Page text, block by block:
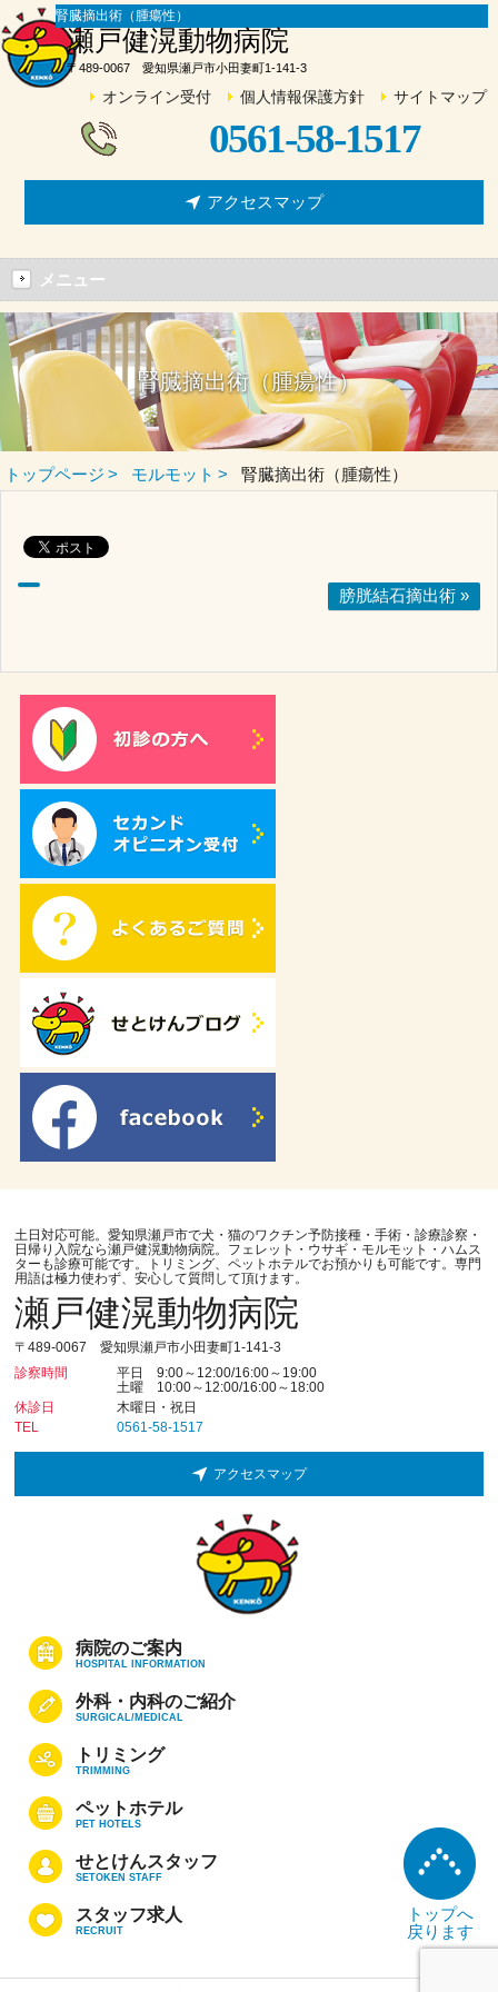
腎臓摘出術（腫瘍性）
瀬戸健滉動物病院
〒489-0067 愛知県瀬戸市小田妻町1-141-3
オンライン受付 個人情報保護方針 サイトマップ
0561-58-1517
アクセスマップ
メニュー
腎臓摘出術（腫瘍性）
トップページ モルモット 腎臓摘出術（腫瘍性）
膀胱結石摘出術 »
土日対応可能。愛知県瀬戸市で犬・猫のワクチン予防接種・手術・診療診察・
日帰り入院なら瀬戸健滉動物病院。フェレット・ウサギ・モルモット・ハムス
ターも診療可能です。トリミング、ペットホテルでお預かりも可能です。専門
用語は極力使わず、安心して質問して頂けます。
瀬戸健滉動物病院
〒489-0067 愛知県瀬戸市小田妻町1-141-3
診察時間
平日 9:00～12:00/16:00～19:00
土曜 10:00～12:00/16:00～18:00
休診日
木曜日・祝日
TEL
0561-58-1517
アクセスマップ
病院のご案内
HOSPITAL INFORMATION
外科・内科のご紹介
SURGICAL/MEDICAL
トリミング
TRIMMING
ペットホテル
PET HOTELS
せとけんスタッフ
SETOKEN STAFF
スタッフ求人
RECRUIT
トップへ
戻ります